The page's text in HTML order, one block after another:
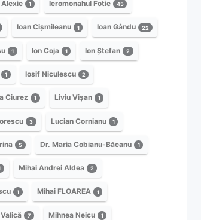
Alexie 1 Ieromonahul Fotie 45
Ioan Cișmileanu 1 Ioan Gându 22
1 Ion Coja 1 Ion Ștefan 2
1 Iosif Niculescu 2
Ciurez 1 Liviu Vișan 1
3 Lucian Cornianu 1
5 Dr. Maria Cobianu-Băcanu 1
Mihai Andrei Aldea 2
1 Mihai FLOAREA 1
7 Mihnea Neicu 1